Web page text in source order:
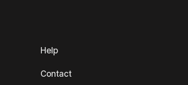
Help
Contact